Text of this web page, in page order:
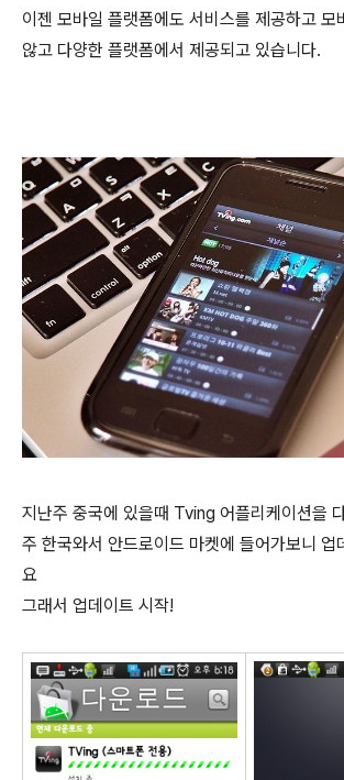
이젠 모바일 플랫폼에도 서비스를 제공하고 모
않고 다양한 플랫폼에서 제공되고 있습니다.
지난주 중국에 있을때 Tving 어플리케이션을
주 한국와서 안드로이드 마켓에 들어가보니 업
요
그래서 업데이트 시작!